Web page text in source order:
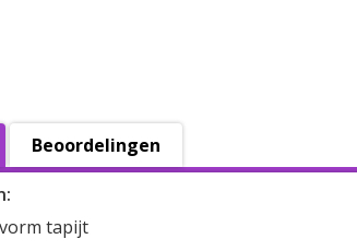
Beoordelingen
tapijt